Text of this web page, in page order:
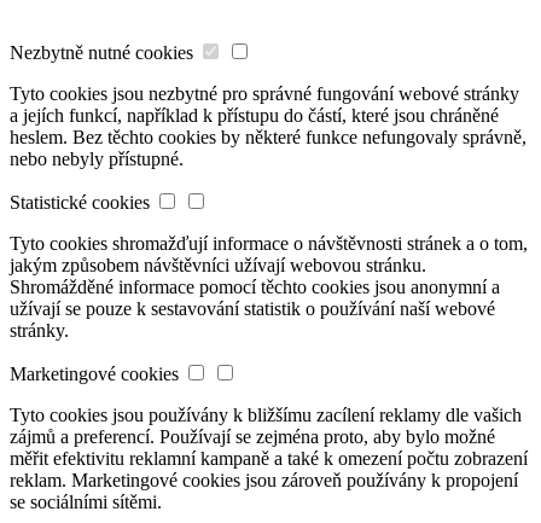
Nezbytně nutné cookies
Tyto cookies jsou nezbytné pro správné fungování webové stránky
a jejích funkcí, například k přístupu do částí, které jsou chráněné
heslem. Bez těchto cookies by některé funkce nefungovaly správně,
nebo nebyly přístupné.
Statistické cookies
Tyto cookies shromažďují informace o návštěvnosti stránek a o tom,
jakým způsobem návštěvníci užívají webovou stránku.
Shromážděné informace pomocí těchto cookies jsou anonymní a
užívají se pouze k sestavování statistik o používání naší webové
stránky.
Marketingové cookies
Tyto cookies jsou používány k bližšímu zacílení reklamy dle vašich
zájmů a preferencí. Používají se zejména proto, aby bylo možné
měřit efektivitu reklamní kampaně a také k omezení počtu zobrazení
reklam. Marketingové cookies jsou zároveň používány k propojení
se sociálními sítěmi.